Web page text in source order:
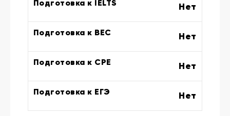
Подготовка к IELTS Нет
Подготовка к BEC Нет
Подготовка к CPE Нет
Подготовка к ЕГЭ Нет